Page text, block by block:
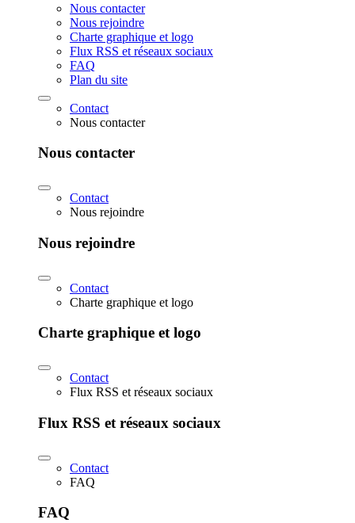
Nous contacter
Nous rejoindre
Charte graphique et logo
Flux RSS et réseaux sociaux
FAQ
Plan du site
Contact
Nous contacter
Nous contacter
Contact
Nous rejoindre
Nous rejoindre
Contact
Charte graphique et logo
Charte graphique et logo
Contact
Flux RSS et réseaux sociaux
Flux RSS et réseaux sociaux
Contact
FAQ
FAQ